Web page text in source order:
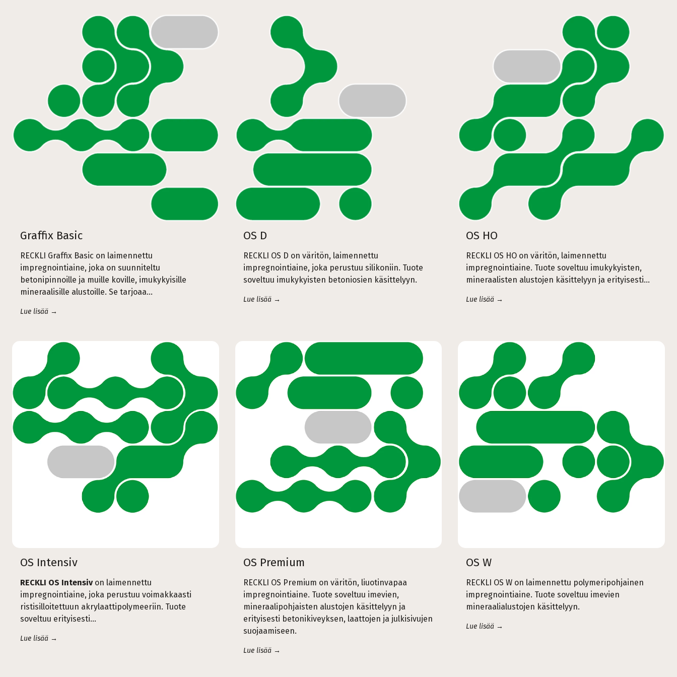
Graffix Basic
RECKLI Graffix Basic on laimennettu
impregnointiaine, joka on suunniteltu
betonipinnoille ja muille koville, imukykyisille
mineraalisille alustoille. Se tarjoaa...
Lue lisää →
OS D
RECKLI OS D on väritön, laimennettu
impregnointiaine, joka perustuu silikoniin. Tuote
soveltuu imukykyisten betoniosien käsittelyyn.
Lue lisää →
OS HO
RECKLI OS HO on väritön, laimennettu
impregnointiaine. Tuote soveltuu imukykyisten,
mineraalisten alustojen käsittelyyn ja erityisesti...
Lue lisää →
OS Intensiv
RECKLI OS Intensivon laimennettu
impregnointiaine, joka perustuu voimakkaasti
ristisilloitettuun akrylaattipolymeeriin. Tuote
soveltuu erityisesti...
Lue lisää →
OS Premium
RECKLI OS Premium on väritön, liuotinvapaa
impregnointiaine. Tuote soveltuu imevien,
mineraalipohjaisten alustojen käsittelyyn ja
erityisesti betonikiveyksen, laattojen ja julkisivujen
suojaamiseen.
Lue lisää →
OS W
RECKLI OS W on laimennettu polymeripohjainen
impregnointiaine. Tuote soveltuu imevien
mineraalialustojen käsittelyyn.
Lue lisää →